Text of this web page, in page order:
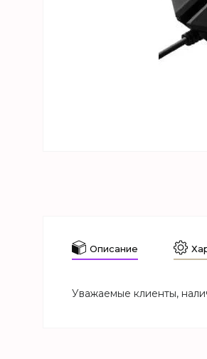
Описание
Уважаемые клиенты,